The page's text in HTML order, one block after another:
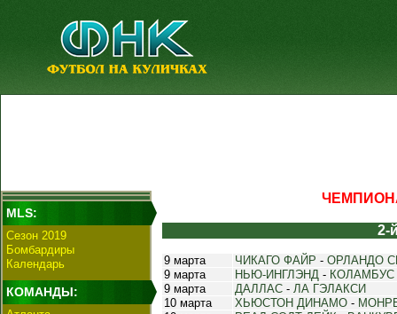
MLS:
Сезон 2019
Бомбардиры
Календарь
КОМАНДЫ:
2-
9 марта ЧИКАГО ФАЙР - ОРЛАНДО
9 марта
НЬЮ-ИНГЛЭНД -
9 марта
ДАЛЛАС - ЛА ГЭЛАКСИ
10 марта
ХЬЮСТОН ДИНАМО -